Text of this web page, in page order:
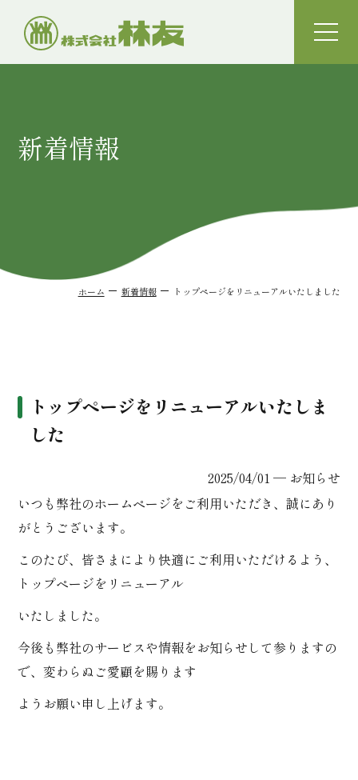
toggle
新着情報
ホーム 新着情報 トップページをリニューアルいたしました
トップページをリニューアルいたしま
した
2025/04/01 ─ お知らせ
いつも弊社のホームページをご利用いただき、誠にあり
がとうございます。
このたび、皆さまにより快適にご利用いただけるよう、
トップページをリニューアル
いたしました。
今後も弊社のサービスや情報をお知らせして参りますの
で、変わらぬご愛顧を賜ります
ようお願い申し上げます。